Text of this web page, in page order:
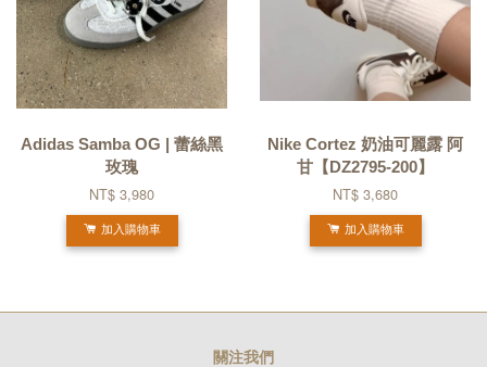
Adidas Samba OG | 蕾絲黑
玫瑰
NT$ 3,980
加入購物車
Nike Cortez 奶油可麗露 阿
甘【DZ2795-200】
NT$ 3,680
加入購物車
關注我們